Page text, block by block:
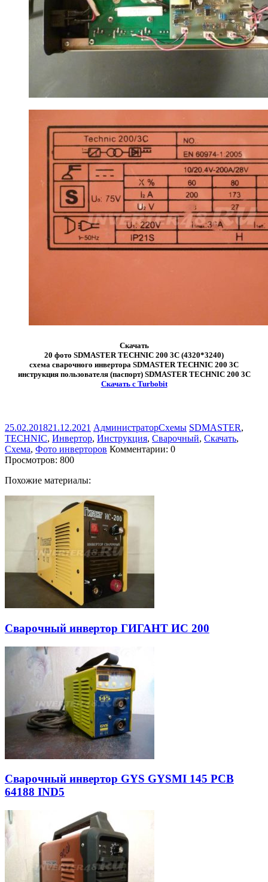
Скачать
20 фото SDMASTER TECHNIC 200 3C (4320*3240)
схема сварочного инвертора SDMASTER TECHNIC 200 3C
инструкция пользователя (паспорт) SDMASTER TECHNIC 200 3C
Скачать с Turbobit
25.02.201821.12.2021 АдминистраторСхемы SDMASTER,
TECHNIC, Инвертор, Инструкция, Сварочный, Скачать,
Схема, Фото инверторов Комментарии: 0
Просмотров: 800
Похожие материалы:
Сварочный инвертор ГИГАНТ ИС 200
Сварочный инвертор GYS GYSMI 145 PCB
64188 IND5